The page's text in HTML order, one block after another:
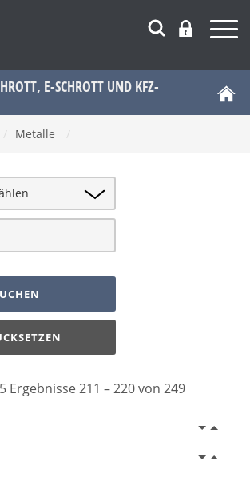
E-SCHROTT UND KFZ-
Metalle
Ergebnisse 211 – 220 von 249